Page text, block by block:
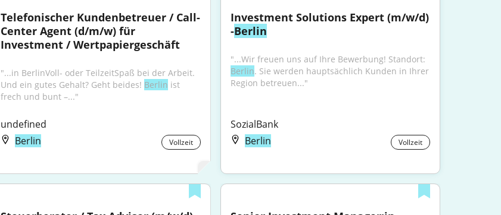
Telefonischer Kundenbetreuer / Call-
Center Agent (d/m/w) für
Investment / Wertpapiergeschäft
"...in BerlinVoll- oder TeilzeitSpaß bei der Arbeit.
Und ein gutes Gehalt? Geht beides! Berlin ist
frech und bunt –..."
undefined
Berlin
Vollzeit
Investment Solutions Expert (m/w/d)
-Berlin
Berlin. Sie werden hauptsächlich Kunden in Ihrer
Region betreuen..."
SozialBank
Berlin
Vollzeit